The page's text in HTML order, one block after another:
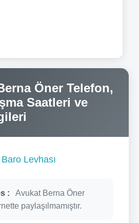
Öner Telefon,
Saatleri ve
Levhası
:
Avukat Berna Öner
paylaşılmamıştır.